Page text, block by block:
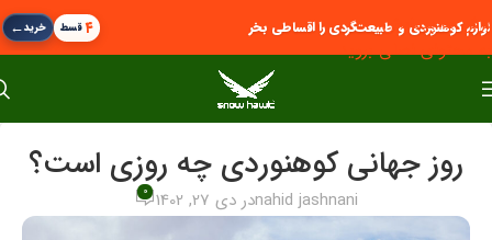
پرش به پیمایش
به محتوای اصلی بروید
لوازم کوهنوردی و طبیعت‌گردی را اقساطی بخر ۴قسط خرید←
روز جهانی کوهنوردی چه روزی است؟
nahid jashnaniدر دی 27, 1402 0